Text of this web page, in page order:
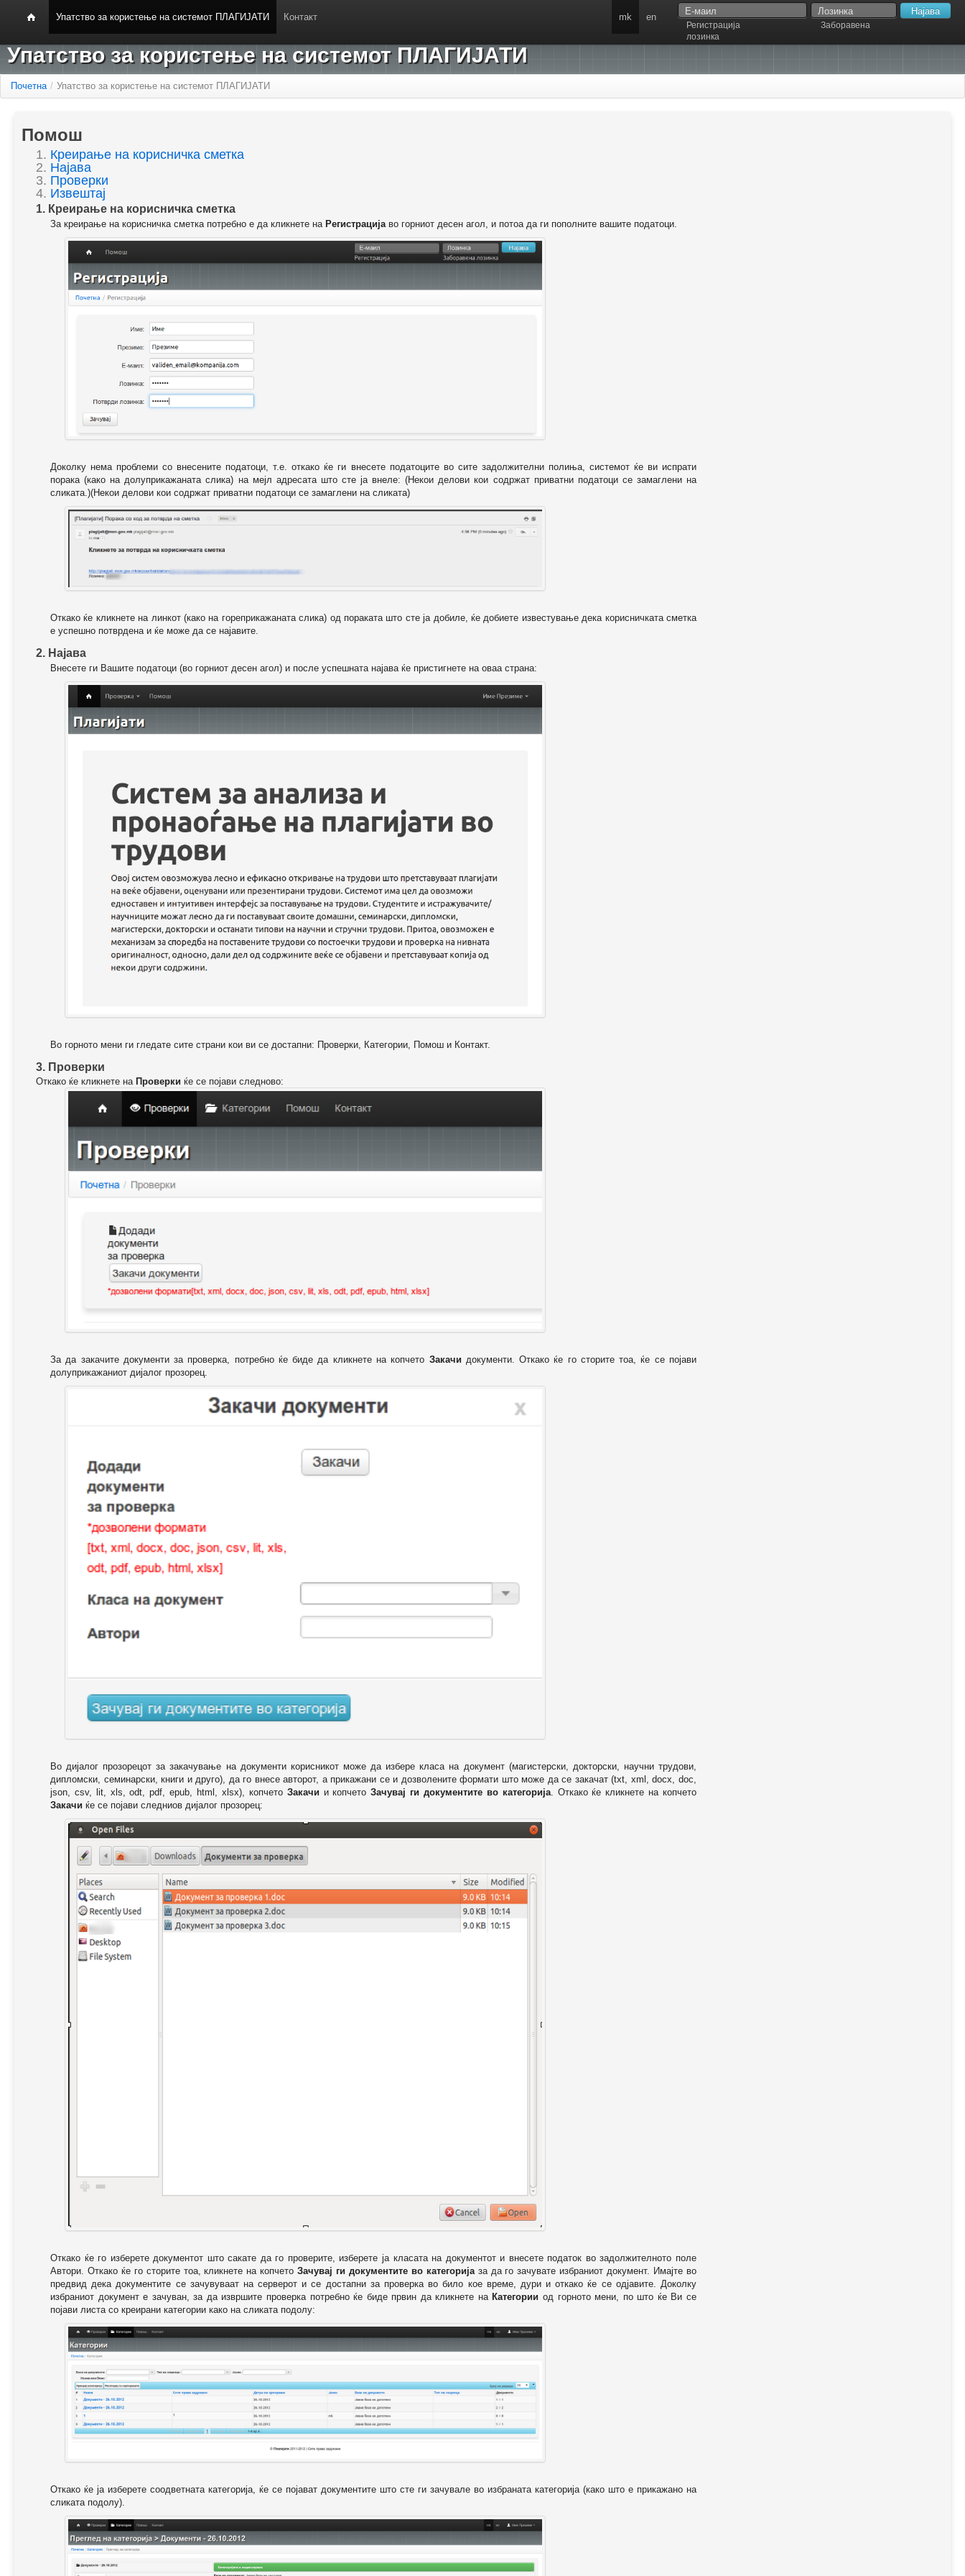
Упатство за користење на системот ПЛАГИЈАТИ Контакт
Регистрација
Заборавена
лозинка
mk en
Упатство за користење на системот ПЛАГИЈАТИ
Почетна / Упатство за користење на системот ПЛАГИЈАТИ
Помош
1. Креирање на корисничка сметка
2. Најава
3. Проверки
4. Извештај
1. Креирање на корисничка сметка
За креирање на корисничка сметка потребно е да кликнете на Регистрацијаво горниот десен агол, и потоа да ги пополните вашите податоци.
Доколку нема проблеми со внесените податоци, т.е. откако ќе ги внесете податоците во сите задолжителни полиња, системот ќе ви испрати
порака (како на долуприкажаната слика) на мејл адресата што сте ја внеле: (Некои делови кои содржат приватни податоци се замаглени на
сликата.)(Некои делови кои содржат приватни податоци се замаглени на сликата)
Откако ќе кликнете на линкот (како на гореприкажаната слика) од пораката што сте ја добиле, ќе добиете известување дека корисничката сметка
е успешно потврдена и ќе може да се најавите.
2. Најава
Внесете ги Вашите податоци (во горниот десен агол) и после успешната најава ќе пристигнете на оваа страна:
Во горното мени ги гледате сите страни кои ви се достапни: Проверки, Категории, Помош и Контакт.
3. Проверки
Откако ќе кликнете на Проверки ќе се појави следново:
За да закачите документи за проверка, потребно ќе биде да кликнете на копчето Закачи документи. Откако ќе го сторите тоа, ќе се појави
долуприкажаниот дијалог прозорец.
Во дијалог прозорецот за закачување на документи корисникот може да избере класа на документ (магистерски, докторски, научни трудови,
дипломски, семинарски, книги и друго), да го внесе авторот, а прикажани се и дозволените формати што може да се закачат (txt, xml, docx, doc,
json, csv, lit, xls, odt, pdf, epub, html, xlsx), копчето Закачи и копчетоЗачувај ги документите во категорија. Откако ќе кликнете на копчето
Закачи ќе се појави следниов дијалог прозорец:
Откако ќе го изберете документот што сакате да го проверите, изберете ја класата на документот и внесете податок во задолжителното поле
Автори. Откако ќе го сторите тоа, кликнете на копчетоЗачувај ги документите во категоријаза да го зачувате избраниот документ. Имајте во
предвид дека документите се зачувуваат на серверот и се достапни за проверка во било кое време, дури и откако ќе се одјавите. Доколку
избраниот документ е зачуван, за да извршите проверка потребно ќе биде првин да кликнете на Категории од горното мени, по што ќе Ви се
појави листа со креирани категории како на сликата подолу:
Откако ќе ја изберете соодветната категорија, ќе се појават документите што сте ги зачувале во избраната категорија (како што е прикажано на
сликата подолу).